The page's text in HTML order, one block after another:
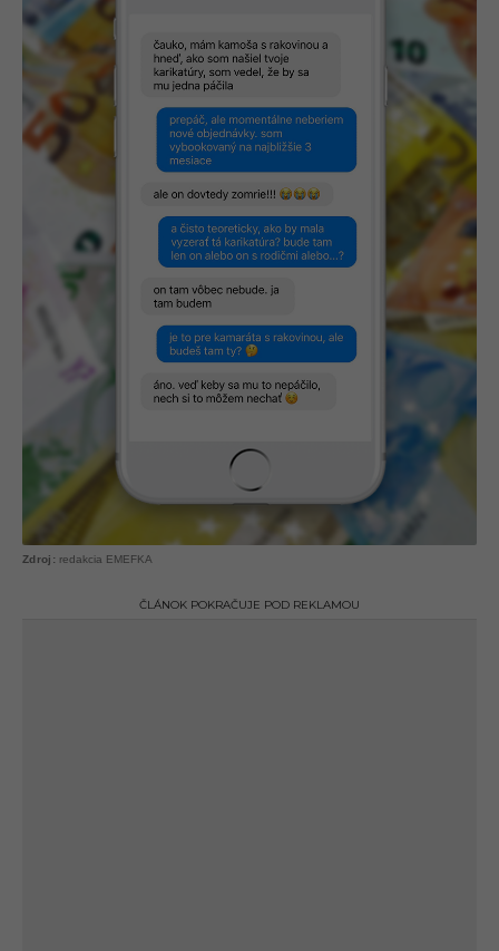
redakcia EMEFKA
ČLÁNOK POKRAČUJE POD REKLAMOU